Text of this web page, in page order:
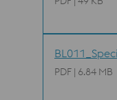
PDF | 6.84 MB